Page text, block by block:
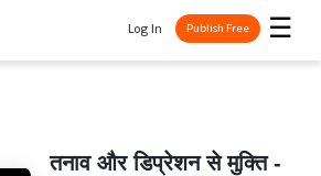
☰
Log In Publish Free
तनाव और डिप्रेशन से मुक्ति -